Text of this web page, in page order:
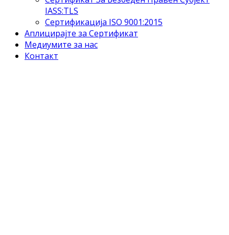
IASS:TLS
Сертификација ISO 9001:2015
Аплицирајте за Сертификат
Медиумите за нас
Контакт